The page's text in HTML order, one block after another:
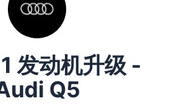
发动机升级 -
Q5